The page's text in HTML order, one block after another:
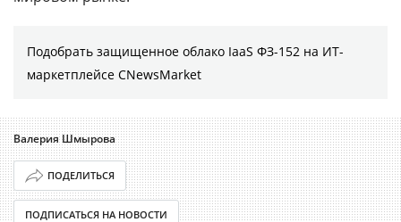
Подобрать защищенное облако IaaS ФЗ-152 на ИТ-
маркетплейсе CNewsMarket
Валерия Шмырова
ПОДЕЛИТЬСЯ
ПОДПИСАТЬСЯ НА НОВОСТИ